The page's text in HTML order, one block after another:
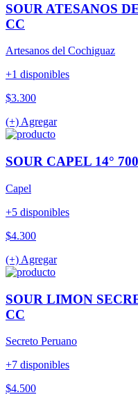
SOUR ATESANOS
CC
Artesanos del Cochiguaz
+1 disponibles
$3.300
(+) Agregar
SOUR CAPEL 14°
Capel
+5 disponibles
$4.300
(+) Agregar
SOUR LIMON
CC
Secreto Peruano
+7 disponibles
$4.500